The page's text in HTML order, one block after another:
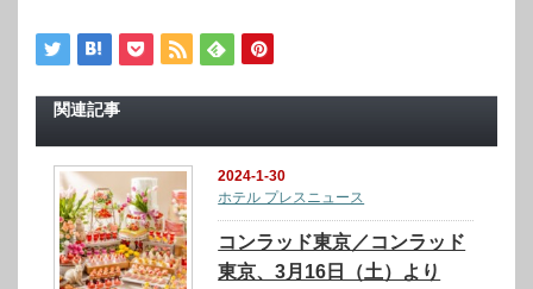
関連記事
2024-1-30
ホテル プレスニュース
コンラッド東京／コンラッド
東京、3月16日（土）より